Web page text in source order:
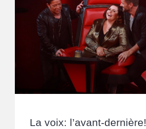
La voix: l’avant-dernière!